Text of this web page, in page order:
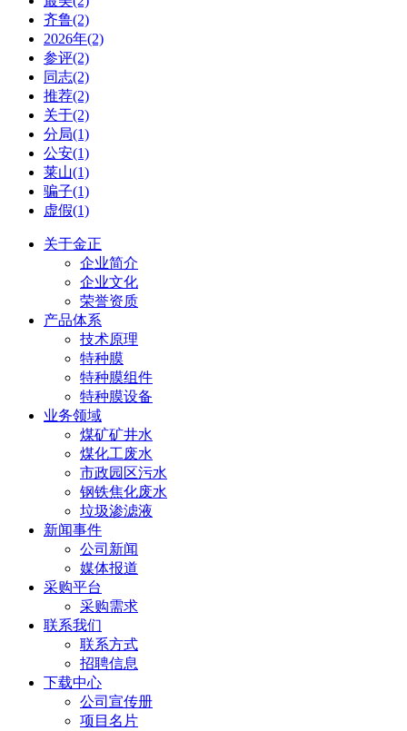
齐鲁(2)
2026年(2)
参评(2)
同志(2)
推荐(2)
关于(2)
分局(1)
公安(1)
莱山(1)
骗子(1)
虚假(1)
关于金正
企业简介
企业文化
荣誉资质
产品体系
技术原理
特种膜
特种膜组件
特种膜设备
业务领域
煤矿矿井水
煤化工废水
市政园区污水
钢铁焦化废水
垃圾渗滤液
新闻事件
公司新闻
媒体报道
采购平台
采购需求
联系我们
联系方式
招聘信息
下载中心
公司宣传册
项目名片